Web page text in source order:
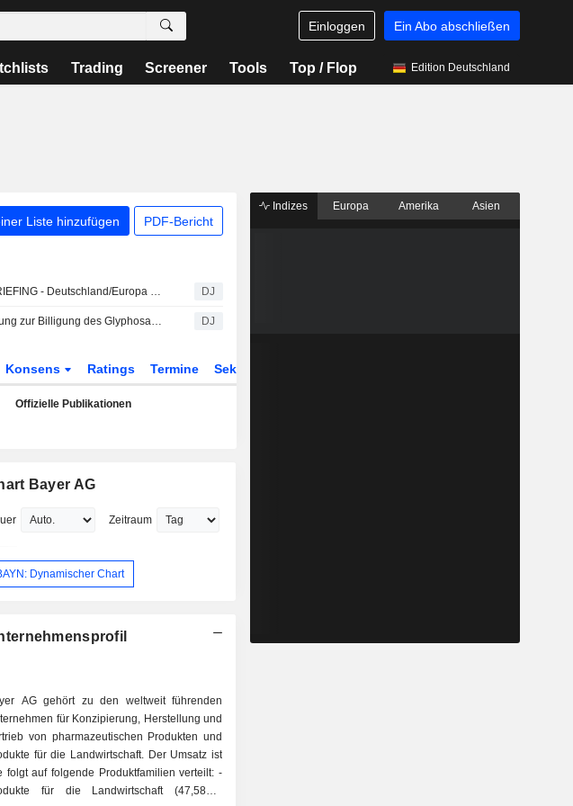
Einloggen Ein Abo abschließen
Trading Screener Tools Top / Flop Edition Deutschland
Liste hinzufügen PDF-Bericht
MORNING BRIEFING - Deutschland/Europa -2- DJ
Bayer : Anhörung zur Billigung des Glyphosat-Vergleichs am 14.September DJ
Konsens Ratings Termine Sektor
Offizielle Publikationen
Bayer AG
Zeitraum
Dynamischer Chart
AG gehört zu den weltweit führenden
für Konzipierung, Herstellung und
von pharmazeutischen Produkten und
für die Landwirtschaft. Der Umsatz ist
folgt auf folgende Produktfamilien verteilt: -
für die Landwirtschaft (47,58%):
Indizes Europa Amerika Asien